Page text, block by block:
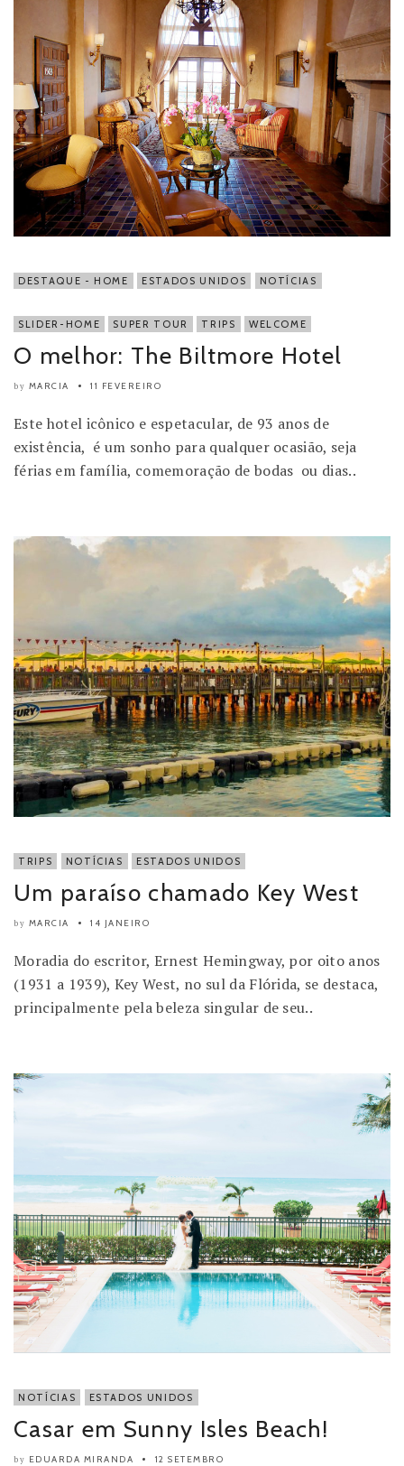
DESTAQUE - HOME ESTADOS UNIDOS NOTÍCIAS
SLIDER-HOME SUPER TOUR TRIPS WELCOME
O melhor: The Biltmore Hotel
by MARCIA 11 FEVEREIRO
Este hotel icônico e espetacular, de 93 anos de
existência, é um sonho para qualquer ocasião, seja
férias em família, comemoração de bodas ou dias..
TRIPS NOTÍCIAS ESTADOS UNIDOS
Um paraíso chamado Key West
by MARCIA 14 JANEIRO
Moradia do escritor, Ernest Hemingway, por oito anos
(1931 a 1939), Key West, no sul da Flórida, se destaca,
principalmente pela beleza singular de seu..
NOTÍCIAS ESTADOS UNIDOS
Casar em Sunny Isles Beach!
by EDUARDA MIRANDA 12 SETEMBRO